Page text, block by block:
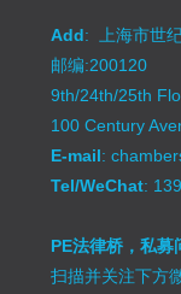
Add: 上海市世
邮编:200120
9th/24th/25th
100 Century
E-mail:
Tel/WeChat:
PE法律桥，私募
扫描并关注下方